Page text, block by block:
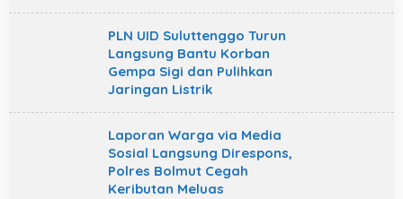
PLN UID Suluttenggo Turun
Langsung Bantu Korban
Gempa Sigi dan Pulihkan
Jaringan Listrik
Laporan Warga via Media
Sosial Langsung Direspons,
Polres Bolmut Cegah
Keributan Meluas